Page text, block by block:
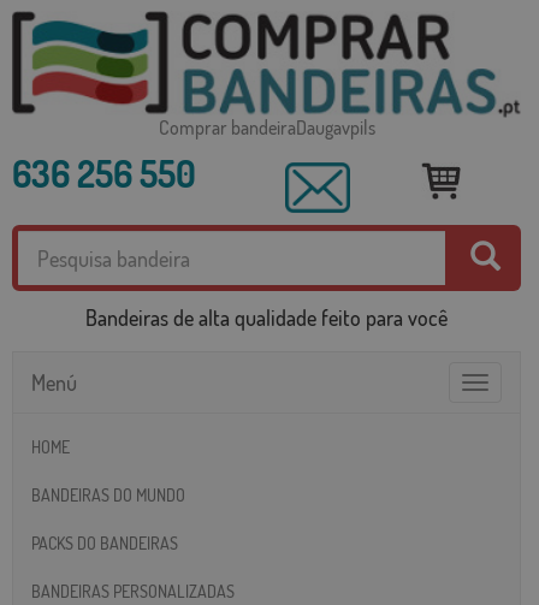
Comprar bandeiraDaugavpils
636 256 550
Bandeiras de alta qualidade feito para você
Toggle
Menú
HOME
BANDEIRAS DO MUNDO
PACKS DO BANDEIRAS
BANDEIRAS PERSONALIZADAS